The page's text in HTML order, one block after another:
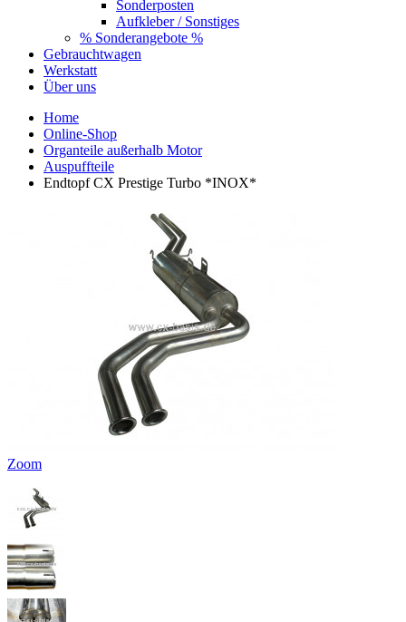
Sonderposten
Aufkleber / Sonstiges
% Sonderangebote %
Gebrauchtwagen
Werkstatt
Über uns
Home
Online-Shop
Organteile außerhalb Motor
Auspuffteile
Endtopf CX Prestige Turbo *INOX*
Zoom